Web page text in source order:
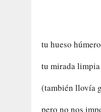
tu hueso
tu mirada
(también llovía
pero no nos